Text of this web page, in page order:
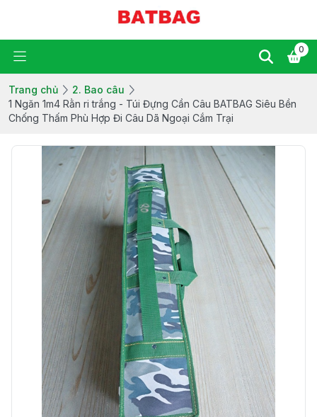
0
Trang chủ
2. Bao câu
1 Ngăn 1m4 Rằn ri trắng - Túi Đựng Cần Câu BATBAG Siêu Bền
Chống Thấm Phù Hợp Đi Câu Dã Ngoại Cắm Trại